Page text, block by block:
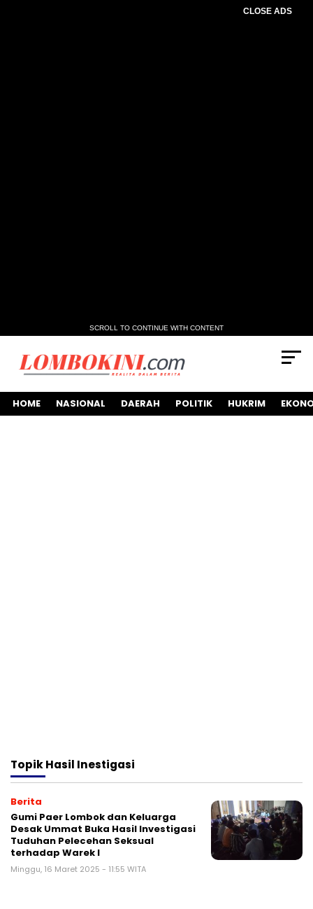
CLOSE ADS
SCROLL TO CONTINUE WITH CONTENT
HOME NASIONAL DAERAH POLITIK HUKRIM
TopikHasil Inestigasi
Berita
Gumi Paer Lombok dan Keluarga
Desak Ummat Buka Hasil Investigasi
Tuduhan Pelecehan Seksual
terhadap Warek I
Minggu, 16 Maret 2025 - 11:55 WITA